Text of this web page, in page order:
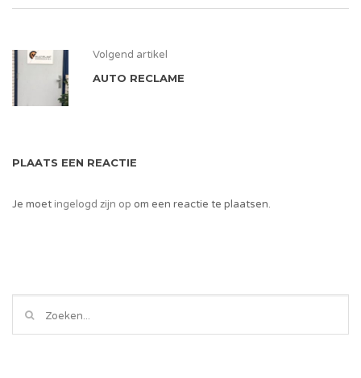
Volgend artikel
AUTO RECLAME
PLAATS EEN REACTIE
Je moetingelogd zijn op om een reactie te plaatsen.